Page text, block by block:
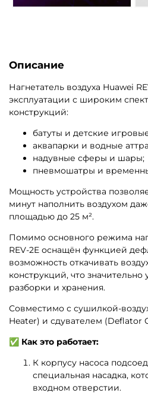
Описание
Нагнетатель воздуха Huawei
эксплуатации с широким
конструкций:
батуты и детские
аквапарки и водные
надувные сферы и шары;
пневмошатры и
Мощность устройства
минут наполнить воздухом
площадью до 25 м².
Помимо основного режима
REV-2E оснащён функцией
возможность откачивать
конструкций, что значительно
разборки и хранения.
Совместимо с сушилкой-
Heater) и сдувателем (Deflator
✅ Как это работает:
К корпусу насоса
специальная насадка,
входном отверстии.